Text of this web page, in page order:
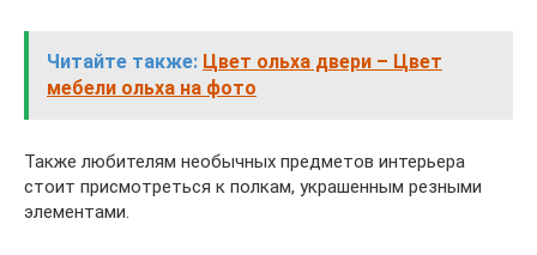
Читайте также: Цвет ольха двери – Цвет
мебели ольха на фото
Также любителям необычных предметов интерьера
стоит присмотреться к полкам, украшенным резными
элементами.